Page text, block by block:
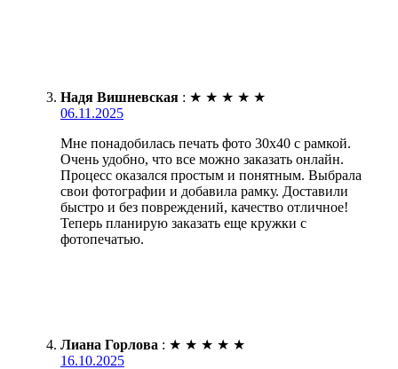
Надя Вишневская : ★ ★ ★ ★ ★
06.11.2025
Мне понадобилась печать фото 30х40 с рамкой.
Очень удобно, что все можно заказать онлайн.
Процесс оказался простым и понятным. Выбрала
свои фотографии и добавила рамку. Доставили
быстро и без повреждений, качество отличное!
Теперь планирую заказать еще кружки с
фотопечатью.
Лиана Горлова : ★ ★ ★ ★ ★
16.10.2025